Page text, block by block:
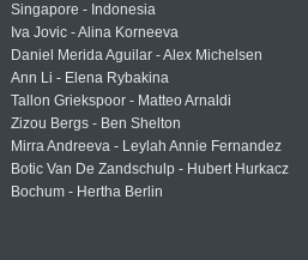
Singapore - Indonesia
Iva Jovic - Alina Korneeva
Daniel Merida Aguilar - Alex Michelsen
Ann Li - Elena Rybakina
Tallon Griekspoor - Matteo Arnaldi
Zizou Bergs - Ben Shelton
Mirra Andreeva - Leylah Annie Fernandez
Botic Van De Zandschulp - Hubert Hurkacz
Bochum - Hertha Berlin